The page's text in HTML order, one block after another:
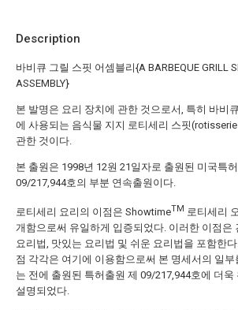
Description
바비큐 그릴 스핏 어셈블리{A BARBEQUE GRILL
ASSEMBLY}
본 발명은 요리 장치에 관한 것으로서, 특히 바비
에 사용되는 음식물 지지 로티세리 스핏
관한 것이다.
본 출원은 1998년 12원 21일자로 출원된 미국특
09/217,944호의 부분 연속출원이다.
로티세리 요리의 이점은 ShowtimeTM 로티세리
개함으로써 유일하게 입증되었다. 이러한 이점은
요리법, 맛있는 요리법 및 쉬운 요리법을 포함한
점 각각은 여기에 이용함으로써 본 명세서의 일부
는 전에 출원된 특허출원 제 09/217,944호에 더욱
설명되었다.